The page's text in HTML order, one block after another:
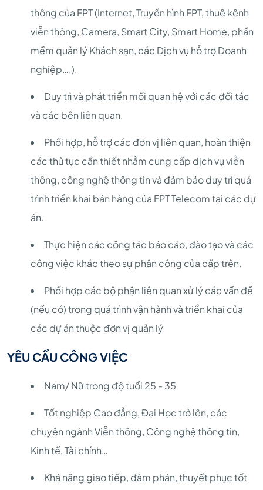
thông của FPT (Internet, Truyền hình FPT, thuê kênh
viễn thông, Camera, Smart City, Smart Home, phần
mềm quản lý Khách sạn, các Dịch vụ hỗ trợ Doanh
nghiệp….).
Duy trì và phát triển mối quan hệ với các đối tác
và các bên liên quan.
Phối hợp, hỗ trợ các đơn vị liên quan, hoàn thiện
các thủ tục cần thiết nhằm cung cấp dịch vụ viễn
thông, công nghệ thông tin và đảm bảo duy trì quá
trình triển khai bán hàng của FPT Telecom tại các dự
án.
Thực hiện các công tác báo cáo, đào tạo và các
công việc khác theo sự phân công của cấp trên.
Phối hợp các bộ phận liên quan xử lý các vấn đề
(nếu có) trong quá trình vận hành và triển khai của
các dự án thuộc đơn vị quản lý
YÊU CẦU CÔNG VIỆC
Nam/ Nữ trong độ tuổi 25 - 35
Tốt nghiệp Cao đẳng, Đại Học trở lên, các
chuyên ngành Viễn thông, Công nghệ thông tin,
Kinh tế, Tài chính…
Khả năng giao tiếp, đàm phán, thuyết phục tốt